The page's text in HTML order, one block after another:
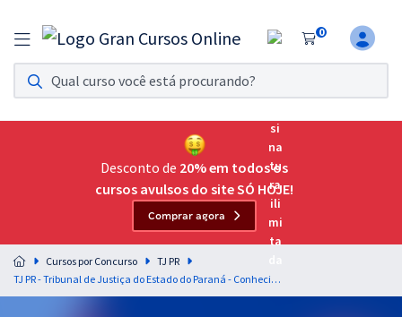
0
Assinatura Ilimitada 11
Acesso a todos os cursos. Teste grátis por 7 dias!
Assinatura OAB Até Passar
Acesso ilimitado a toda preparação para o Exame da
Residências Multiprofissionais
Preparação completa e intensiva para as principais
residências em saúde do Brasil
Desconto de 20% em todos os
cursos avulsos do site SÓ HOJE!
Comprar agora
Cursos por Concurso
TJ PR
TJ PR - Tribunal de Justiça do Estado do Paraná - Conhecimentos Específicos para o Cargo de Oficial de Justiça